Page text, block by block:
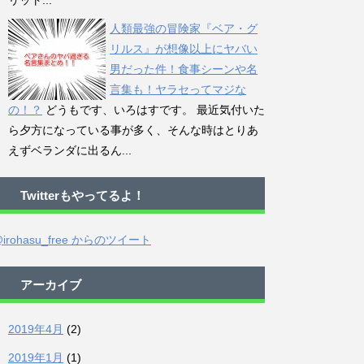
人類最強の冒険家『ベア・グ
リルス』が想像以上にヤバい
男だった件！食事シーンや名
言集も！ヤラセってマジな
の！？ どうもです、いろはすです。 最近気付いた
ら夕方になっている事が多く、そんな時はとりあ
えずベランダに出るん...
Twitterもやってるよ！
からのツイート
アーカイブ
2019年4月 (2)
2019年1月 (1)